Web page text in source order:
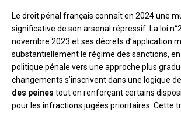
Le droit pénal français connaît en 2024 une
significative de son arsenal répressif. La loi
novembre 2023 et ses décrets d’application
substantiellement le régime des sanctions,
politique pénale vers une approche plus
changements s’inscrivent dans une logique de
des peines tout en renforçant certains
pour les infractions jugées prioritaires. Cette